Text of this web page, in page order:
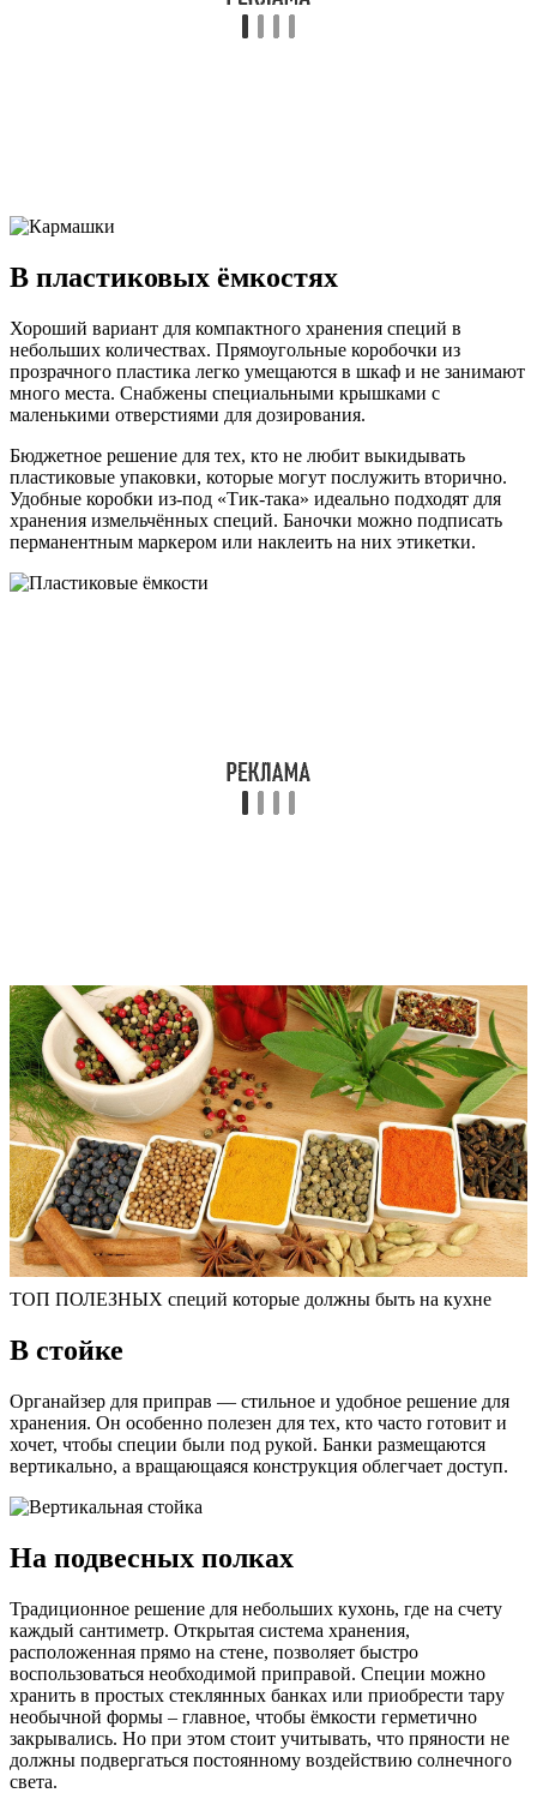
В пластиковых ёмкостях
Хороший вариант для компактного хранения специй в
небольших количествах. Прямоугольные коробочки из
прозрачного пластика легко умещаются в шкаф и не занимают
много места. Снабжены специальными крышками с
маленькими отверстиями для дозирования.
Бюджетное решение для тех, кто не любит выкидывать
пластиковые упаковки, которые могут послужить вторично.
Удобные коробки из-под «Тик-така» идеально подходят для
хранения измельчённых специй. Баночки можно подписать
перманентным маркером или наклеить на них этикетки.
ТОП ПОЛЕЗНЫХ специй которые должны быть на кухне
В стойке
Органайзер для приправ — стильное и удобное решение для
хранения. Он особенно полезен для тех, кто часто готовит и
хочет, чтобы специи были под рукой. Банки размещаются
вертикально, а вращающаяся конструкция облегчает доступ.
На подвесных полках
Традиционное решение для небольших кухонь, где на счету
каждый сантиметр. Открытая система хранения,
расположенная прямо на стене, позволяет быстро
воспользоваться необходимой приправой. Специи можно
хранить в простых стеклянных банках или приобрести тару
необычной формы – главное, чтобы ёмкости герметично
закрывались. Но при этом стоит учитывать, что пряности не
должны подвергаться постоянному воздействию солнечного
света.